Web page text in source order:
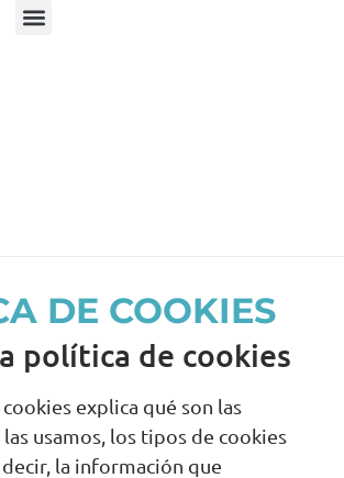
DE COOKIES
política de cookies
explica qué son las
usamos, los tipos de cookies
decir, la información que